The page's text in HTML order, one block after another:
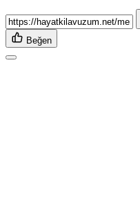
Beğen